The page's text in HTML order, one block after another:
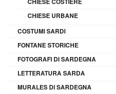
CHIESE URBANE
COSTUMI SARDI
FONTANE STORICHE
FOTOGRAFI DI SARDEGNA
LETTERATURA SARDA
MURALES DI SARDEGNA